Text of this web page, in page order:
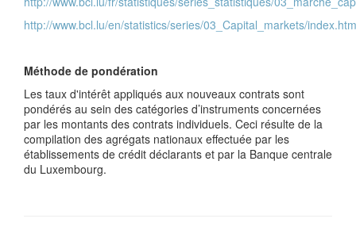
http://www.bcl.lu/en/statistics/series/03_Capital_markets/
Méthode de pondération
Les taux d'intérêt appliqués aux nouveaux contrats sont
pondérés au sein des catégories d’instruments concernées
par les montants des contrats individuels. Ceci résulte de la
compilation des agrégats nationaux effectuée par les
établissements de crédit déclarants et par la Banque centrale
du Luxembourg.